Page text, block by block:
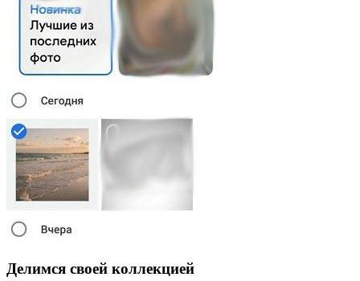
Делимся своей коллекцией